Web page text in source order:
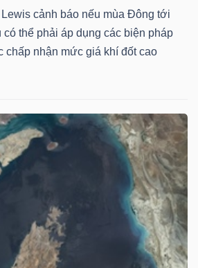
cảnh báo nếu mùa Đông tới
có thể phải áp dụng các biện pháp
chấp nhận mức giá khí đốt cao